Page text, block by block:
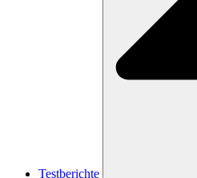
Testberichte